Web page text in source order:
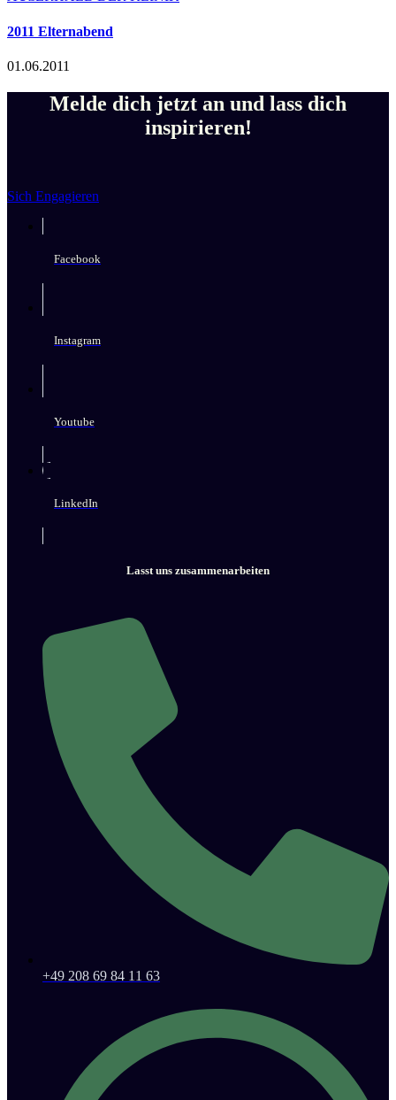
2011 Elternabend
01.06.2011
Melde dich jetzt an und lass dich
inspirieren!
Sich Engagieren
Facebook
Instagram
Youtube
LinkedIn
Lasst uns zusammenarbeiten
+49 208 69 84 11 63